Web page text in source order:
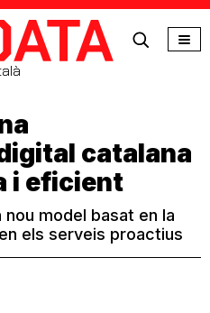
catalana
i eficient
nou model basat en la
els serveis proactius